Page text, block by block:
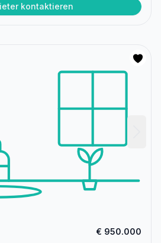
kontaktieren
€ 950.000